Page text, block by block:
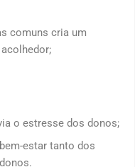
comuns cria um
o estresse dos donos;
estar tanto dos